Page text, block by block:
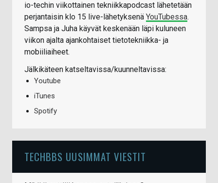
io-techin viikottainen tekniikkapodcast lähetetään
perjantaisin klo 15 live-lähetyksenä YouTubessa.
Sampsa ja Juha käyvät keskenään läpi kuluneen
viikon ajalta ajankohtaiset tietotekniikka- ja
mobiiliaiheet.
Jälkikäteen katseltavissa/kuunneltavissa:
Youtube
iTunes
Spotify
TECHBBS UUSIMMAT VIESTIT